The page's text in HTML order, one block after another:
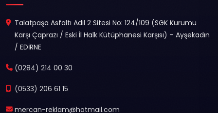
Talatpaşa Asfaltı Adil 2 Sitesi No: 124/109 (SGK Kurumu
Karşı Çaprazı / Eski İl Halk Kütüphanesi Karşısı) – Ayşekadın
/ EDİRNE
(0284) 214 00 30
(0533) 206 61 15
mercan-reklam@hotmail.com